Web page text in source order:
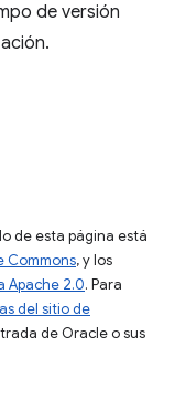
de versión
de esta página está
Commons, y los
Apache 2.0. Para
del sitio de
de Oracle o sus